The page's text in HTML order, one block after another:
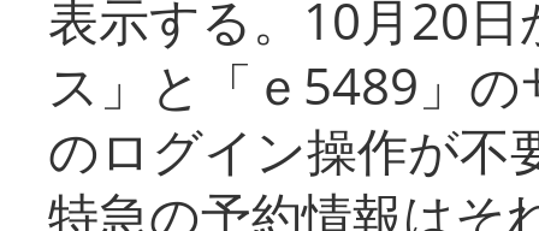
表示する。10月20
ス」と「ｅ5489」
のログイン操作が不
特急の予約情報はそ